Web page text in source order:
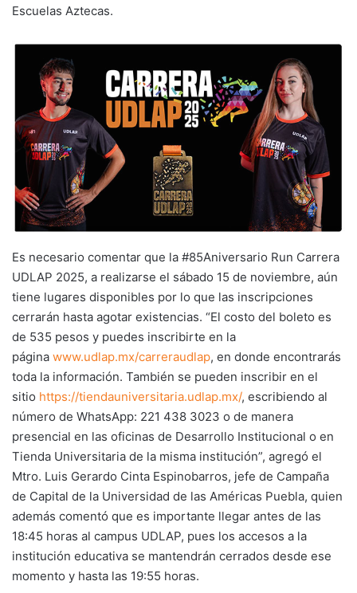
Escuelas Aztecas.
Es necesario comentar que la #85Aniversario Run Carrera
UDLAP 2025, a realizarse el sábado 15 de noviembre, aún
tiene lugares disponibles por lo que las inscripciones
cerrarán hasta agotar existencias. “El costo del boleto es
de 535 pesos y puedes inscribirte en la
página www.udlap.mx/carreraudlap, en donde encontrarás
toda la información. También se pueden inscribir en el
sitio https://tiendauniversitaria.udlap.mx/, escribiendo al
número de WhatsApp: 221 438 3023 o de manera
presencial en las oficinas de Desarrollo Institucional o en
Tienda Universitaria de la misma institución”, agregó el
Mtro. Luis Gerardo Cinta Espinobarros, jefe de Campaña
de Capital de la Universidad de las Américas Puebla, quien
además comentó que es importante llegar antes de las
18:45 horas al campus UDLAP, pues los accesos a la
institución educativa se mantendrán cerrados desde ese
momento y hasta las 19:55 horas.